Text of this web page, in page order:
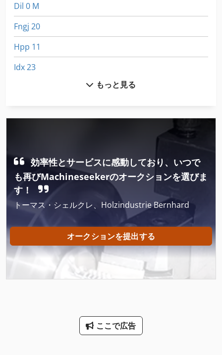
Dil 0 M
Fngj 20
Hpp 11
Idx 23
Meh 5 2 1 8 B
Ng 200
Pbt 25
Ppl
Sbs 8 70
もっと見る
効率性とサービスに感動しており、いつで
も再びMachineseekerのオークションを選びま
す！
トーマス・シェルクレ、Holzindustrie Bernhard
オークションを提出する
ここで広告